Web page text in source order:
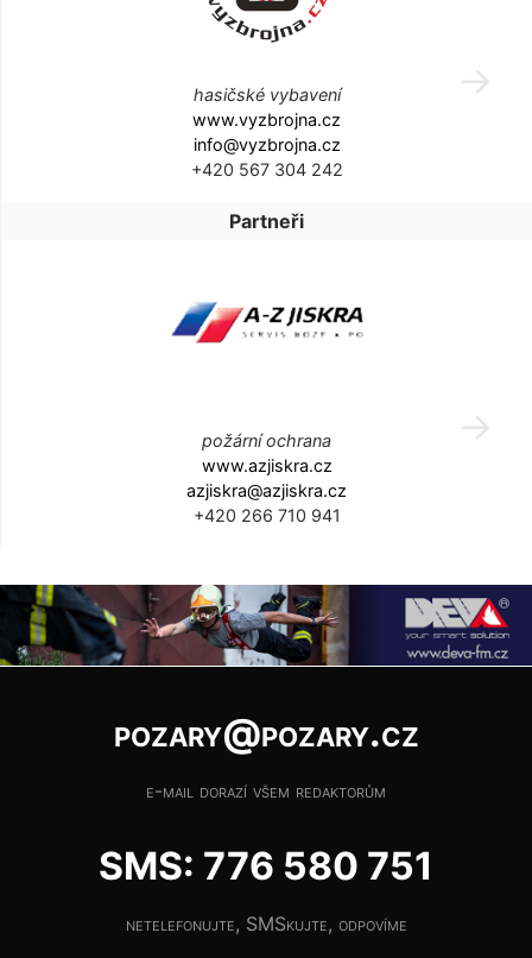
hasičské vybavení
www.vyzbrojna.cz
info@vyzbrojna.cz
+420 567 304 242
Partneři
požární ochrana
www.azjiskra.cz
azjiskra@azjiskra.cz
+420 266 710 941
pozary@pozary.cz
e-mail dorazí všem redaktorům
SMS: 776 580 751
netelefonujte, SMSkujte, odpovíme